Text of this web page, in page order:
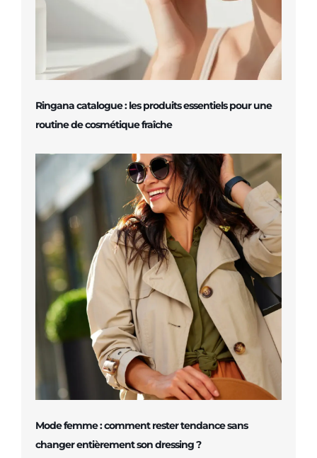
Ringana catalogue : les produits essentiels pour une
routine de cosmétique fraîche
Mode femme : comment rester tendance sans
changer entièrement son dressing ?